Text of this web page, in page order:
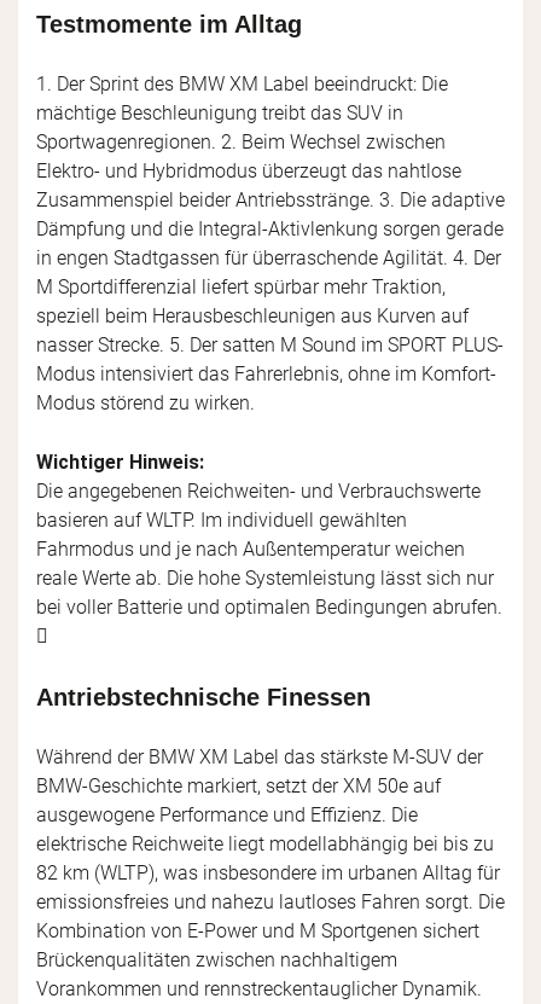
Testmomente im Alltag
1. Der Sprint des BMW XM Label beeindruckt: Die
mächtige Beschleunigung treibt das SUV in
Sportwagenregionen. 2. Beim Wechsel zwischen
Elektro- und Hybridmodus überzeugt das nahtlose
Zusammenspiel beider Antriebsstränge. 3. Die adaptive
Dämpfung und die Integral-Aktivlenkung sorgen gerade
in engen Stadtgassen für überraschende Agilität. 4. Der
M Sportdifferenzial liefert spürbar mehr Traktion,
speziell beim Herausbeschleunigen aus Kurven auf
nasser Strecke. 5. Der satten M Sound im SPORT PLUS-
Modus intensiviert das Fahrerlebnis, ohne im Komfort-
Modus störend zu wirken.
Wichtiger Hinweis:
Die angegebenen Reichweiten- und Verbrauchswerte
basieren auf WLTP. Im individuell gewählten
Fahrmodus und je nach Außentemperatur weichen
reale Werte ab. Die hohe Systemleistung lässt sich nur
bei voller Batterie und optimalen Bedingungen abrufen.
Antriebstechnische Finessen
Während der BMW XM Label das stärkste M-SUV der
BMW-Geschichte markiert, setzt der XM 50e auf
ausgewogene Performance und Effizienz. Die
elektrische Reichweite liegt modellabhängig bei bis zu
82 km (WLTP), was insbesondere im urbanen Alltag für
emissionsfreies und nahezu lautloses Fahren sorgt. Die
Kombination von E-Power und M Sportgenen sichert
Brückenqualitäten zwischen nachhaltigem
Vorankommen und rennstreckentauglicher Dynamik.